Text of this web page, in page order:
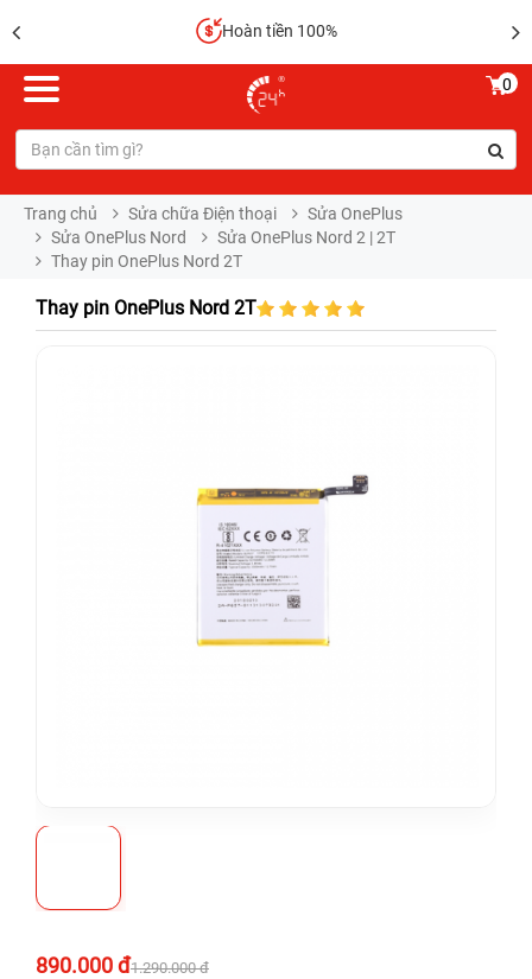
Hoàn tiền 100%
0
Trang chủ Sửa chữa Điện thoại
Sửa OnePlus
Sửa OnePlus Nord
Sửa OnePlus Nord 2 | 2T
Thay pin OnePlus Nord 2T
Thay pin OnePlus Nord 2T
890.000 đ1.290.000 đ